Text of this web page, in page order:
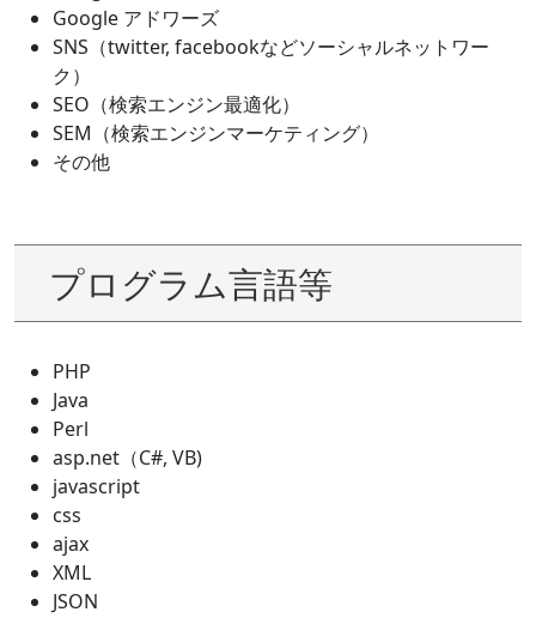
Google アドワーズ
SNS（twitter, facebookなどソーシャルネットワー
ク）
SEO（検索エンジン最適化）
SEM（検索エンジンマーケティング）
その他
プログラム言語等
PHP
Java
Perl
asp.net（C#, VB)
javascript
css
ajax
XML
JSON